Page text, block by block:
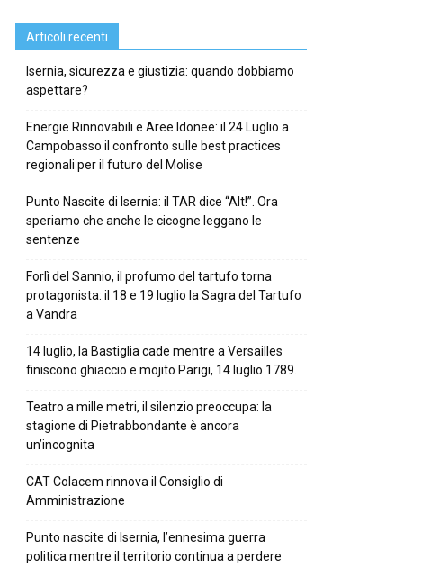
Articoli recenti
Isernia, sicurezza e giustizia: quando dobbiamo
aspettare?
Energie Rinnovabili e Aree Idonee: il 24 Luglio a
Campobasso il confronto sulle best practices
regionali per il futuro del Molise
Punto Nascite di Isernia: il TAR dice “Alt!”. Ora
speriamo che anche le cicogne leggano le
sentenze
Forlì del Sannio, il profumo del tartufo torna
protagonista: il 18 e 19 luglio la Sagra del Tartufo
a Vandra
14 luglio, la Bastiglia cade mentre a Versailles
finiscono ghiaccio e mojito Parigi, 14 luglio 1789.
Teatro a mille metri, il silenzio preoccupa: la
stagione di Pietrabbondante è ancora
un’incognita
CAT Colacem rinnova il Consiglio di
Amministrazione
Punto nascite di Isernia, l’ennesima guerra
politica mentre il territorio continua a perdere